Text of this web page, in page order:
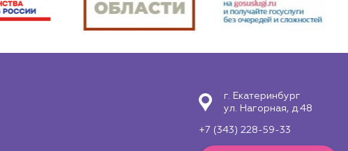
г. Екатеринбург
ул. Нагорная, д.48
+7 (343) 228-59-33